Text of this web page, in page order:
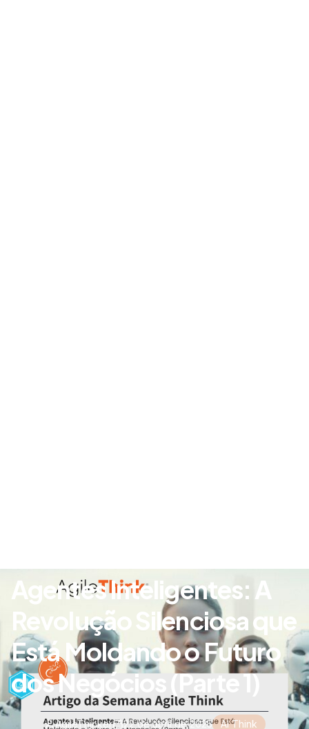
Agentes Inteligentes: A
Revolução Silenciosa que
Está Moldando o Futuro
dos Negócios (Parte 1)
AgileThinker 22 de abril de 2025 AI Think